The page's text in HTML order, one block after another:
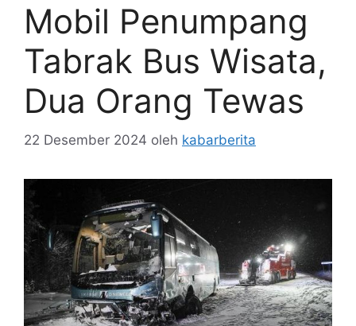
Mobil Penumpang
Tabrak Bus Wisata,
Dua Orang Tewas
22 Desember 2024 oleh kabarberita